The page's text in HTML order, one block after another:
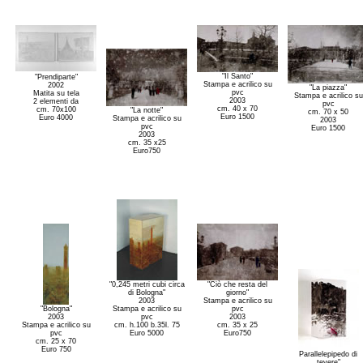
"Prendiparte"
2002
Matita su tela
2 elementi da
cm. 70x100
Euro 4000
"Il Santo"
Stampa e acrilico su
pvc
2003
cm. 40 x 70
Euro 1500
"La piazza"
Stampa e acrilico su
pvc
cm. 70 x 50
2003
Euro 1500
"La notte"
Stampa e acrilico su
pvc
2003
cm. 35 x25
Euro750
"0,245 metri cubi circa
di Bologna"
2003
Stampa e acrilico su
pvc
cm. h.100 b.35l. 75
Euro 5000
"Bologna"
2003
Stampa e acrilico su
pvc
cm. 25 x 70
Euro 750
"Ciò che resta del
giorno"
Stampa e acrilico su
pvc
2003
cm. 35 x 25
Euro750
Parallelepipedo di